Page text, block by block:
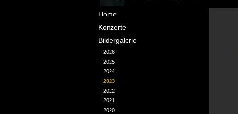
Navigation
Home
Konzerte
Bildergalerie
2026
2025
2024
2023
2022
2021
2020